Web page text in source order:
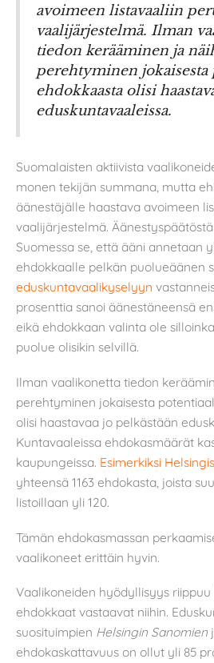
avoimeen listavaaliin
vaalijärjestelmä. Ilman
tiedon kerääminen ja
perehtyminen jokaisesta
ehdokkaasta olisi
eduskuntavaaleissa.
Suomalaisten aktiivista
monen tekijän summana, mutta
äänestäjälle haastava avoimeen
vaalijärjestelmä.
Suomessa se, että ääni annetaan
ehdokkaalle pelkän puolueäänen
eduskuntavaalikyselyyn
prosenttia sanoi äänestäneensä
eikä ehdokkaan valinta ole
puolue olisikin selvillä.
Ilman vaalikonetta tiedon
perehtyminen jokaisesta
olisi haastavaa jo pelkästään
Kuntavaaleissa ehdokasmäärät
kaupungeissa. Esimerkiksi
yhteensä 1163 ehdokasta, joista
listoillaan yli 120.
Tämän ehdokasmassan
vaalikoneet erittäin hyvin.
Vaalikoneiden hyödyllisyys riippuu
ehdokkaat vastaavat niihin.
suosituimpien Helsingin Sanomien
ehdokaskattavuus on ollut yli 85